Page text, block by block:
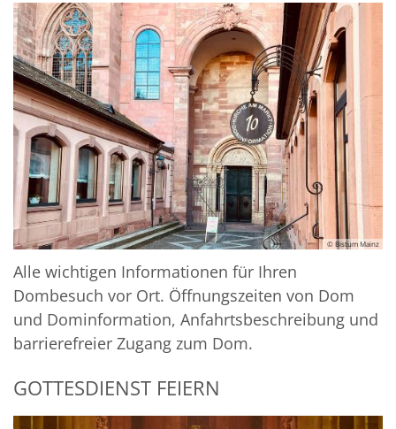
© Bistum Mainz
Alle wichtigen Informationen für Ihren
Dombesuch vor Ort. Öffnungszeiten von Dom
und Dominformation, Anfahrtsbeschreibung und
barrierefreier Zugang zum Dom.
GOTTESDIENST FEIERN